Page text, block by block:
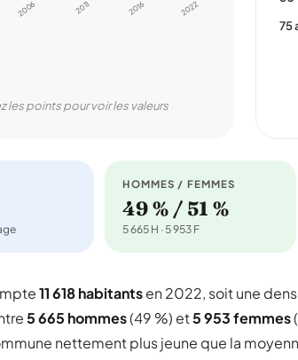
2006 2011 2016 2022
les points pour voir les valeurs
75
HOMMES / FEMMES
49 % / 51 %
5 665 H · 5 953 F
11 618 habitantsen 2022, soit une
5 665 hommes(49 %) et5 953 femmes
nettement plus jeune que la